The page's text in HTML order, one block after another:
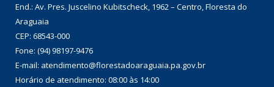
End.: Av. Pres. Juscelino Kubitscheck, 1962 – Centro, Floresta do
Araguaia
CEP: 68543-000
Fone: (94) 98197-9476
E-mail: atendimento@florestadoaraguaia.pa.gov.br
Horário de atendimento: 08:00 às 14:00